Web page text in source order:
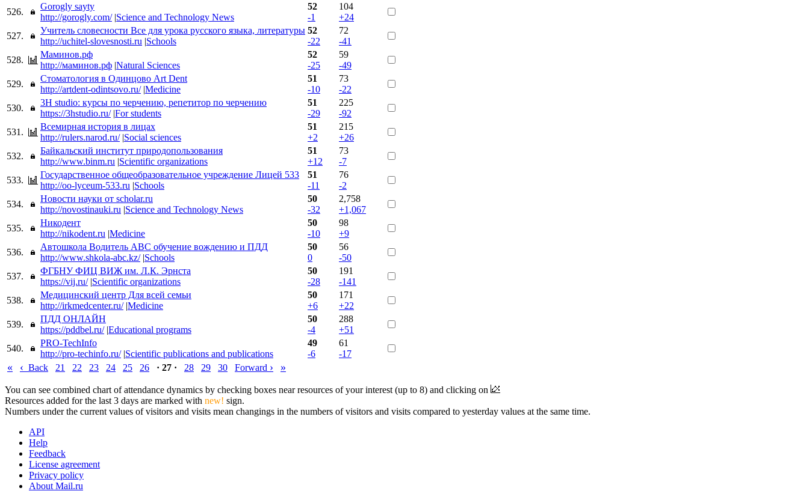
526.
Gorogly sayty
http://gorogly.com/ |Science and Technology News
52
-1
104
+24
527.
Учитель словесности Все для урока русского языка, литературы
http://uchitel-slovesnosti.ru |Schools
52
-22
72
-41
528.
Маминов.рф
http://маминов.рф |Natural Sciences
52
-25
59
-49
529.
Стоматология в Одинцово Art Dent
http://artdent-odintsovo.ru/ |Medicine
51
-10
73
-22
530.
3H studio: курсы по черчению, репетитор по черчению
https://3hstudio.ru/ |For students
51
-29
225
-92
531.
Всемирная история в лицах
http://rulers.narod.ru/ |Social sciences
51
+2
215
+26
532.
Байкальский институт природопользования
http://www.binm.ru |Scientific organizations
51
+12
73
-7
533.
Государственное общеобразовательное учреждение Лицей 533
http://oo-lyceum-533.ru |Schools
51
-11
76
-2
534.
Новости науки от scholar.ru
http://novostinauki.ru |Science and Technology News
50
-32
2,758
+1,067
535.
Никодент
http://nikodent.ru |Medicine
50
-10
98
+9
536.
Автошкола Водитель ABC обучение вождению и ПДД
http://www.shkola-abc.kz/ |Schools
50
0
56
-50
537.
ФГБНУ ФИЦ ВИЖ им. Л.К. Эрнста
https://vij.ru/ |Scientific organizations
50
-28
191
-141
538.
Медицинский центр Для всей семьи
http://irkmedcenter.ru/ |Medicine
50
+6
171
+22
539.
ПДД ОНЛАЙН
https://pddbel.ru/ |Educational programs
50
-4
288
+51
540.
PRO-TechInfo
http://pro-techinfo.ru/ |Scientific publications and publications
49
-6
61
-17
« ‹ Back 21 22 23 24 25 26 · 27 · 28 29 30 Forward › »
You can see combined chart of attendance dynamics by checking boxes near resources of your interest (up to 8) and clicking on
Resources added for the last 3 days are marked with new! sign.
Numbers under the current values of visitors and visits mean changings in the numbers of visitors and visits compared to yesterday values at the same time.
API
Help
Feedback
License agreement
Privacy policy
About Mail.ru